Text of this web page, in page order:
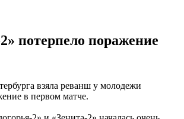
потерпело поражение
взяла реванш у молодежи
в первом матче.